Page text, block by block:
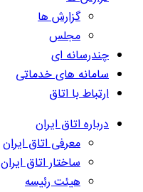
گزارش ها
مجلس
چندرسانه ای
سامانه های خدماتی
ارتباط با اتاق
درباره اتاق ایران
معرفی اتاق ایران
ساختار اتاق ایران
هیئت رئیسه